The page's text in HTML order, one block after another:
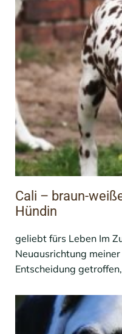
Cali – braun-
Hündin
geliebt fürs Leben Im
Neuausrichtung
Entscheidung